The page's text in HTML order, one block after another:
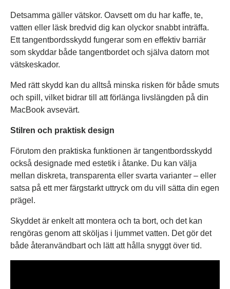
Detsamma gäller vätskor. Oavsett om du har kaffe, te,
vatten eller läsk bredvid dig kan olyckor snabbt inträffa.
Ett tangentbordsskydd fungerar som en effektiv barriär
som skyddar både tangentbordet och själva datorn mot
vätskeskador.
Med rätt skydd kan du alltså minska risken för både smuts
och spill, vilket bidrar till att förlänga livslängden på din
MacBook avsevärt.
Stilren och praktisk design
Förutom den praktiska funktionen är tangentbordsskydd
också designade med estetik i åtanke. Du kan välja
mellan diskreta, transparenta eller svarta varianter – eller
satsa på ett mer färgstarkt uttryck om du vill sätta din egen
prägel.
Skyddet är enkelt att montera och ta bort, och det kan
rengöras genom att sköljas i ljummet vatten. Det gör det
både återanvändbart och lätt att hålla snyggt över tid.